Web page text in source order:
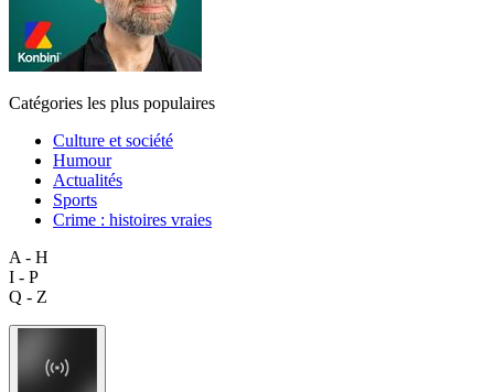
Catégories les plus populaires
Culture et société
Humour
Actualités
Sports
Crime : histoires vraies
A - H
I - P
Q - Z